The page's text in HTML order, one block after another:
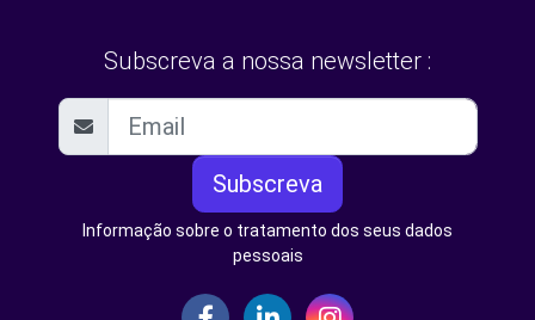
Subscreva a nossa newsletter :
Subscreva
Informação sobre o tratamento dos seus dados
pessoais